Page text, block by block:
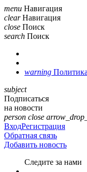
menu Навигация
clear Навигация
close Поиск
search Поиск
warning
subject
Подписаться
на новости
person close
ВходРегистрация
Обратная связь
Добавить новость
Cледите за нами